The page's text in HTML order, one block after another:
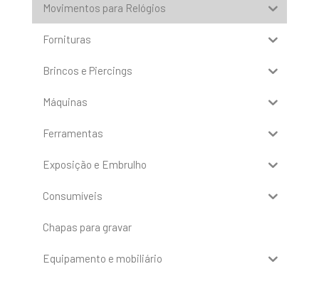
Movimentos para Relógios
Fornituras
Brincos e Piercings
Máquinas
Ferramentas
Exposição e Embrulho
Consumíveis
Chapas para gravar
Equipamento e mobiliário